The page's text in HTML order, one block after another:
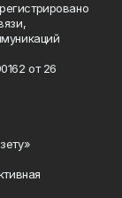
от 26